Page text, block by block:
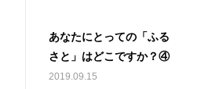
あなたにとっての「ふる
さと」はどこですか？④
2019.09.15